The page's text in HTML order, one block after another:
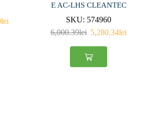
lei
E AC-LHS CLEANTEC
SKU: 574960
6,000.39lei 5,280.34lei